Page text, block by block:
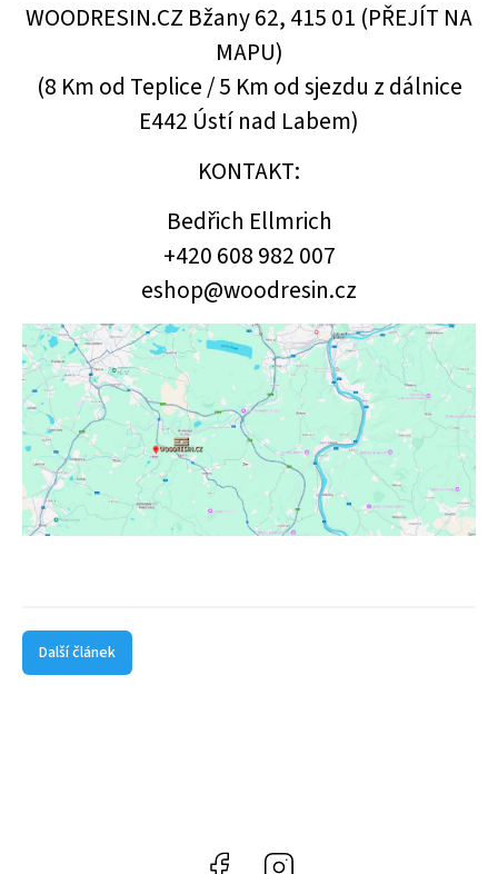
WOODRESIN.CZ Bžany 62, 415 01 (PŘEJÍT NA
MAPU)
(8 Km od Teplice / 5 Km od sjezdu z dálnice
E442 Ústí nad Labem)
KONTAKT:
Bedřich Ellmrich
+420 608 982 007
eshop@woodresin.cz
Další článek
Facebook